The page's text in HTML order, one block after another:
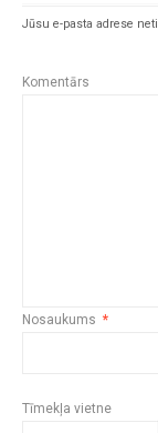
Jūsu e-pasta adrese
Komentārs
Nosaukums *
Tīmekļa vietne